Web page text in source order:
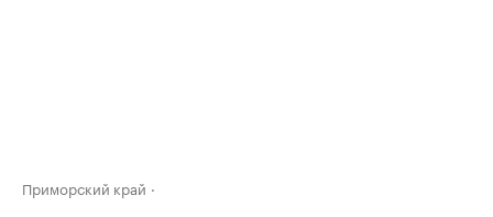
Приморский край